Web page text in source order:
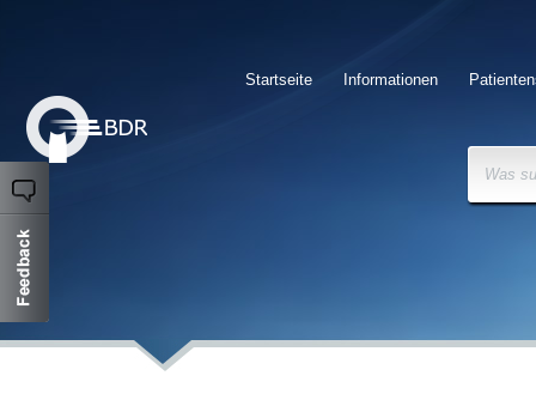
Informationen
Startseite
Was